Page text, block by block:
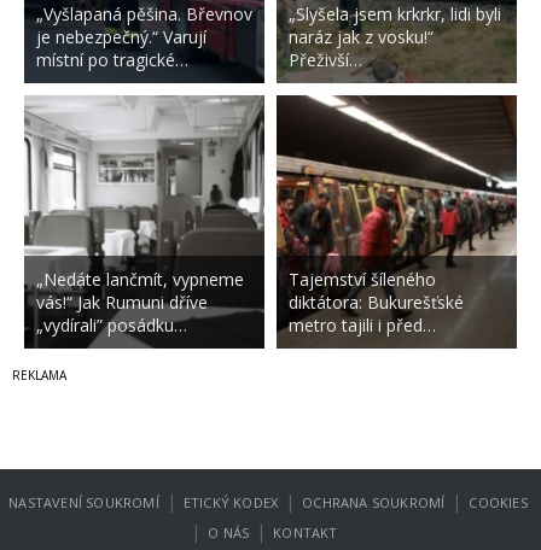
„Vyšlapaná pěšina. Břevnov
je nebezpečný.“ Varují
místní po tragické…
„Nedáte lančmít, vypneme
vás!“ Jak Rumuni dříve
„vydírali” posádku…
„Slyšela jsem krkrkr, lidi byli
naráz jak z vosku!“
Přeživší…
Tajemství šíleného
diktátora: Bukurešťské
metro tajili i před…
NASTAVENÍ SOUKROMÍ | ETICKÝ KODEX | OCHRANA SOUKROMÍ | COOKIES
| O NÁS | KONTAKT